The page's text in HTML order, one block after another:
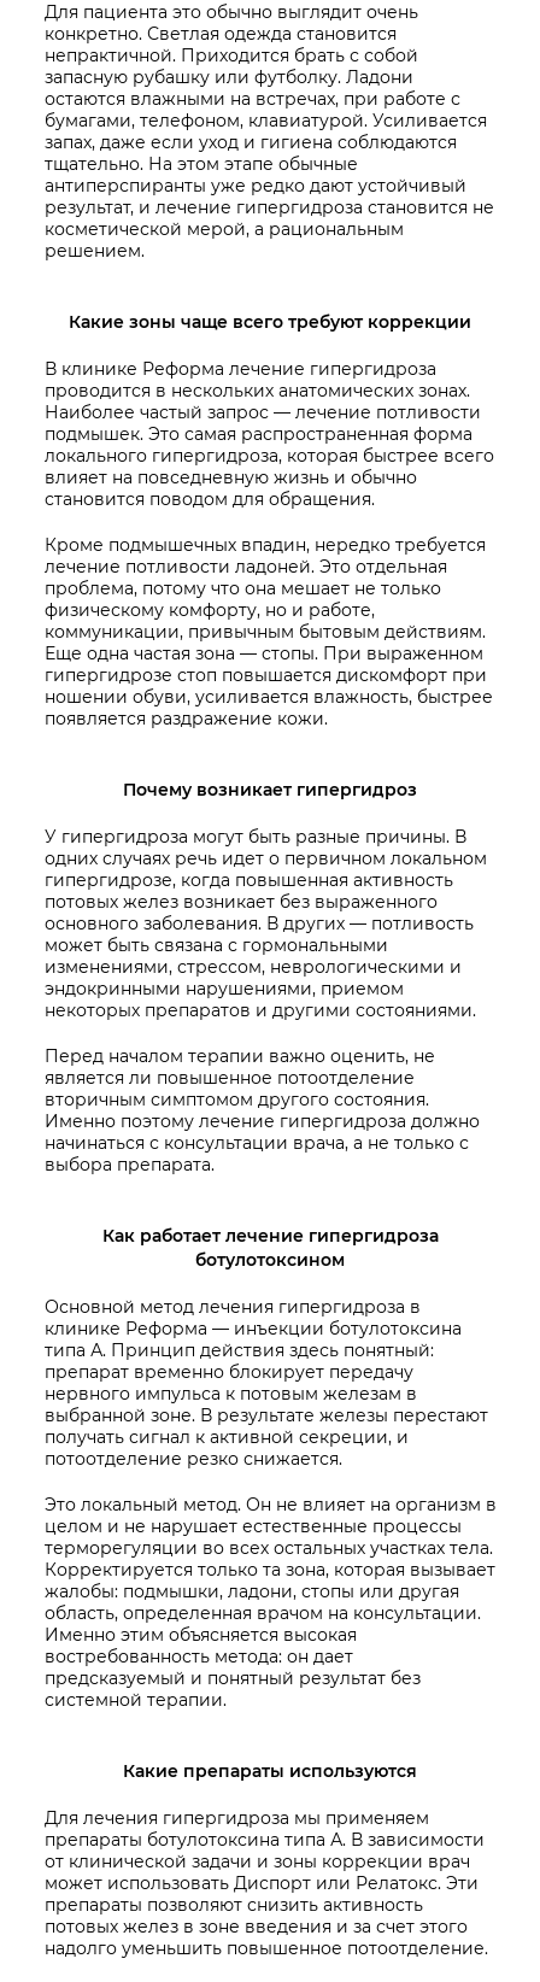
Для пациента это обычно выглядит очень
конкретно. Светлая одежда становится
непрактичной. Приходится брать с собой
запасную рубашку или футболку. Ладони
остаются влажными на встречах, при работе с
бумагами, телефоном, клавиатурой. Усиливается
запах, даже если уход и гигиена соблюдаются
тщательно. На этом этапе обычные
антиперспиранты уже редко дают устойчивый
результат, и лечение гипергидроза становится не
косметической мерой, а рациональным
решением.
Какие зоны чаще всего требуют коррекции
В клинике Реформа лечение гипергидроза
проводится в нескольких анатомических зонах.
Наиболее частый запрос — лечение потливости
подмышек. Это самая распространенная форма
локального гипергидроза, которая быстрее всего
влияет на повседневную жизнь и обычно
становится поводом для обращения.
Кроме подмышечных впадин, нередко требуется
лечение потливости ладоней. Это отдельная
проблема, потому что она мешает не только
физическому комфорту, но и работе,
коммуникации, привычным бытовым действиям.
Еще одна частая зона — стопы. При выраженном
гипергидрозе стоп повышается дискомфорт при
ношении обуви, усиливается влажность, быстрее
появляется раздражение кожи.
Почему возникает гипергидроз
У гипергидроза могут быть разные причины. В
одних случаях речь идет о первичном локальном
гипергидрозе, когда повышенная активность
потовых желез возникает без выраженного
основного заболевания. В других — потливость
может быть связана с гормональными
изменениями, стрессом, неврологическими и
эндокринными нарушениями, приемом
некоторых препаратов и другими состояниями.
Перед началом терапии важно оценить, не
является ли повышенное потоотделение
вторичным симптомом другого состояния.
Именно поэтому лечение гипергидроза должно
начинаться с консультации врача, а не только с
выбора препарата.
Как работает лечение гипергидроза
ботулотоксином
Основной метод лечения гипергидроза в
клинике Реформа — инъекции ботулотоксина
типа А. Принцип действия здесь понятный:
препарат временно блокирует передачу
нервного импульса к потовым железам в
выбранной зоне. В результате железы перестают
получать сигнал к активной секреции, и
потоотделение резко снижается.
Это локальный метод. Он не влияет на организм в
целом и не нарушает естественные процессы
терморегуляции во всех остальных участках тела.
Корректируется только та зона, которая вызывает
жалобы: подмышки, ладони, стопы или другая
область, определенная врачом на консультации.
Именно этим объясняется высокая
востребованность метода: он дает
предсказуемый и понятный результат без
системной терапии.
Какие препараты используются
Для лечения гипергидроза мы применяем
препараты ботулотоксина типа А. В зависимости
от клинической задачи и зоны коррекции врач
может использовать Диспорт или Релатокс. Эти
препараты позволяют снизить активность
потовых желез в зоне введения и за счет этого
надолго уменьшить повышенное потоотделение.